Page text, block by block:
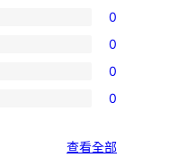
0
0
0
0
查看全部使